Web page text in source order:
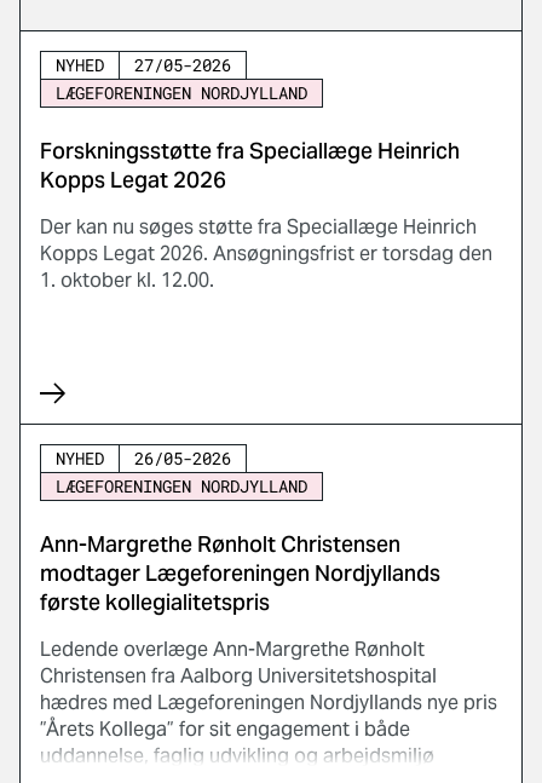
NYHED
27/05-2026
LÆGEFORENINGEN NORDJYLLAND
Forskningsstøtte fra Speciallæge Heinrich
Kopps Legat 2026
Der kan nu søges støtte fra Speciallæge Heinrich
Kopps Legat 2026. Ansøgningsfrist er torsdag den
1. oktober kl. 12.00.
NYHED
26/05-2026
LÆGEFORENINGEN NORDJYLLAND
Ann-Margrethe Rønholt Christensen
modtager Lægeforeningen Nordjyllands
første kollegialitetspris
Ledende overlæge Ann-Margrethe Rønholt
Christensen fra Aalborg Universitetshospital
hædres med Lægeforeningen Nordjyllands nye pris
”Årets Kollega” for sit engagement i både
uddannelse, faglig udvikling og arbejdsmiljø